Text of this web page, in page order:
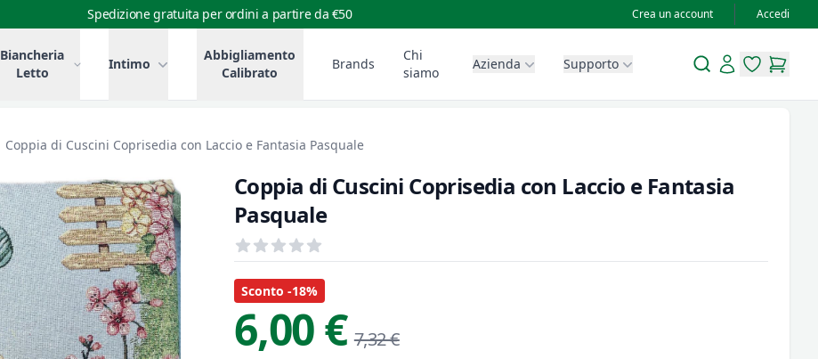
Spedizione gratuita per ordini a partire da €50 Crea un account Accedi
Biancheria
Letto
Intimo
Abbigliamento
Calibrato
Brands
Chi
siamo
Azienda Supporto SearchAccount
items in
items
Coppia di Cuscini Coprisedia con Laccio e Fantasia Pasquale
Coppia di Cuscini Coprisedia con Laccio e Fantasia
Pasquale
Recensioni
out of 5 stars
Informazioni Prodotto
Descrizione riassuntiva
Sconto -18%
6,00 € 7,32 €